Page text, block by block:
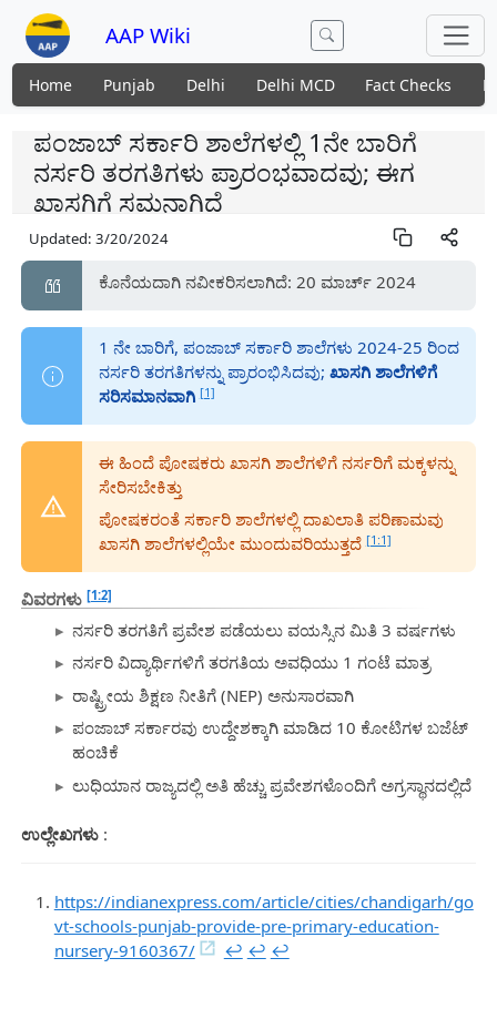
AAP Wiki
Home Punjab Delhi Delhi MCD Fact Checks
ಪಂಜಾಬ್ ಸರ್ಕಾರಿ ಶಾಲೆಗಳಲ್ಲಿ 1ನೇ ಬಾರಿಗೆ
ನರ್ಸರಿ ತರಗತಿಗಳು ಪ್ರಾರಂಭವಾದವು; ಈಗ
ಖಾಸಗಿಗೆ ಸಮನಾಗಿದೆ
Updated:3/20/2024
ಕೊನೆಯದಾಗಿ ನವೀಕರಿಸಲಾಗಿದೆ: 20 ಮಾರ್ಚ್ 2024
1 ನೇ ಬಾರಿಗೆ, ಪಂಜಾಬ್ ಸರ್ಕಾರಿ ಶಾಲೆಗಳು 2024-25 ರಿಂದ
ನರ್ಸರಿ ತರಗತಿಗಳನ್ನು ಪ್ರಾರಂಭಿಸಿದವು; ಖಾಸಗಿ ಶಾಲೆಗಳಿಗೆ
ಸರಿಸಮಾನವಾಗಿ [1]
ಈ ಹಿಂದೆ ಪೋಷಕರು ಖಾಸಗಿ ಶಾಲೆಗಳಿಗೆ ನರ್ಸರಿಗೆ ಮಕ್ಕಳನ್ನು
ಸೇರಿಸಬೇಕಿತ್ತು
ಪೋಷಕರಂತೆ ಸರ್ಕಾರಿ ಶಾಲೆಗಳಲ್ಲಿ ದಾಖಲಾತಿ ಪರಿಣಾಮವು
ಖಾಸಗಿ ಶಾಲೆಗಳಲ್ಲಿಯೇ ಮುಂದುವರಿಯುತ್ತದೆ[1:1]
ವಿವರಗಳು [1:2]
ನರ್ಸರಿ ತರಗತಿಗೆ ಪ್ರವೇಶ ಪಡೆಯಲು ವಯಸ್ಸಿನ ಮಿತಿ 3 ವರ್ಷಗಳು
ನರ್ಸರಿ ವಿದ್ಯಾರ್ಥಿಗಳಿಗೆ ತರಗತಿಯ ಅವಧಿಯು 1 ಗಂಟೆ ಮಾತ್ರ
ರಾಷ್ಟ್ರೀಯ ಶಿಕ್ಷಣ ನೀತಿಗೆ (NEP) ಅನುಸಾರವಾಗಿ
ಪಂಜಾಬ್ ಸರ್ಕಾರವು ಉದ್ದೇಶಕ್ಕಾಗಿ ಮಾಡಿದ 10 ಕೋಟಿಗಳ ಬಜೆಟ್
ಹಂಚಿಕೆ
ಲುಧಿಯಾನ ರಾಜ್ಯದಲ್ಲಿ ಅತಿ ಹೆಚ್ಚು ಪ್ರವೇಶಗಳೊಂದಿಗೆ ಅಗ್ರಸ್ಥಾನದಲ್ಲಿದೆ
ಉಲ್ಲೇಖಗಳು:
https://indianexpress.com/article/cities/chandigarh/go
vt-schools-punjab-provide-pre-primary-education-
nursery-9160367/
↩︎ ↩︎ ↩︎